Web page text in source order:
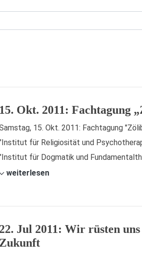
15. Okt. 2011: Fachtagung
15. Okt. 2011: Fachtagung
für Religiosität und
für Dogmatik und
weiterlesen
22. Jul 2011: Wir rüsten
Zukunft